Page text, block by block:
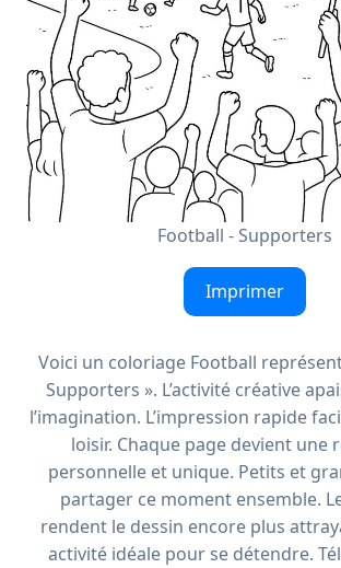
Football - Supporters
Imprimer
Voici un coloriage Football
Supporters ». L’activité créative
l’imagination. L’impression rapide
loisir. Chaque page devient une
personnelle et unique. Petits et
partager ce moment ensemble.
rendent le dessin encore plus
activité idéale pour se détendre.